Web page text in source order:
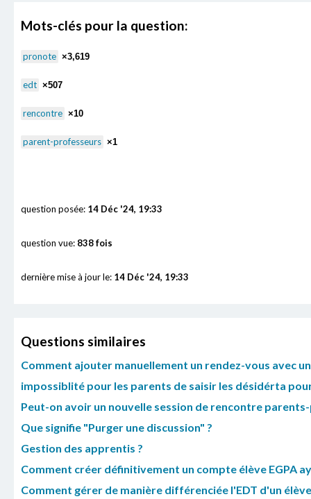
Mots-clés pour la question:
pronote ×3,619
edt ×507
rencontre ×10
parent-professeurs ×1
question posée: 14 Déc '24, 19:33
question vue: 838 fois
dernière mise à jour le: 14 Déc '24, 19:33
Questions similaires
Comment ajouter manuellement un rendez-vous avec
impossiblité pour les parents de saisir les désidérta
Peut-on avoir un nouvelle session de rencontre
Que signifie "Purger une discussion" ?
Gestion des apprentis ?
Comment créer définitivement un compte élève EGPA
Comment gérer de manière différenciée l'EDT d'un